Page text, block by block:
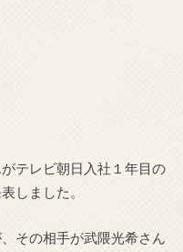
テレビ朝日入社１年目の
しました。
その相手が武隈光希さん